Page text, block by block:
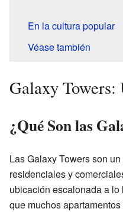
En la cultura popular
Véase también
Galaxy
¿Qué Son las
Las Galaxy Towers son
residenciales y
ubicación escalonada a
que muchos